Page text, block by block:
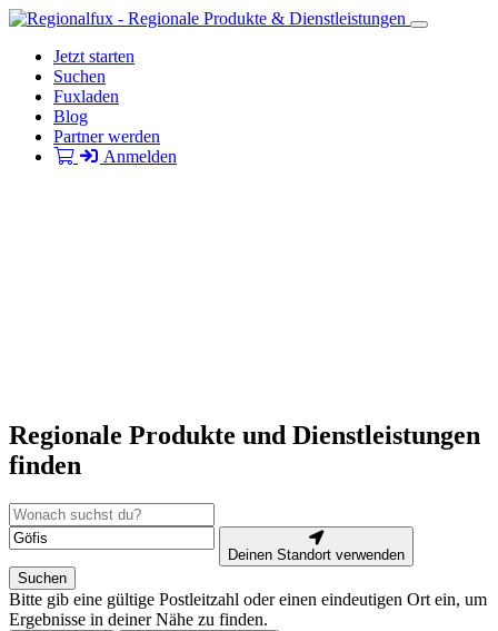
Jetzt starten
Suchen
Fuxladen
Blog
Partner werden
Anmelden
Regionale Produkte und Dienstleistungen
finden
Deinen Standort verwenden
Suchen
Bitte gib eine gültige Postleitzahl oder einen eindeutigen Ort ein, um
Ergebnisse in deiner Nähe zu finden.